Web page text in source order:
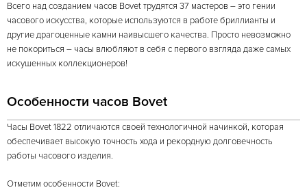
Всего над созданием часов Bovet трудятся 37 мастеров – это гении
часового искусства, которые используются в работе бриллианты и
другие драгоценные камни наивысшего качества. Просто невозможно
не покориться – часы влюбляют в себя с первого взгляда даже самых
искушенных коллекционеров!
Особенности часов Bovet
Часы Bovet 1822 отличаются своей технологичной начинкой, которая
обеспечивает высокую точность хода и рекордную долговечность
работы часового изделия.
Отметим особенности Bovet: